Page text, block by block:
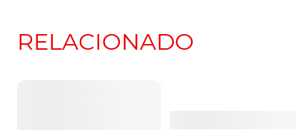
RELACIONADO